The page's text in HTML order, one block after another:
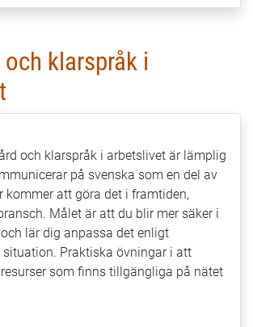
och klarspråk i
och klarspråk i arbetslivet är lämplig
på svenska som en del av
kommer att göra det i framtiden,
Målet är att du blir mer säker i
lär dig anpassa det enligt
Praktiska övningar i att
som finns tillgängliga på nätet